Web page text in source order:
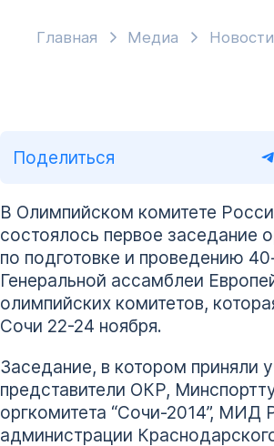
Главная Медиа Новости
Поделиться
В Олимпийском комитете
состоялось первое заседание
по подготовке и проведению
Генеральной ассамблеи
олимпийских комитетов,
Сочи 22-24 ноября.
Заседание, в котором приняли
представители ОКР,
оргкомитета “Сочи-2014”, МИД
администрации